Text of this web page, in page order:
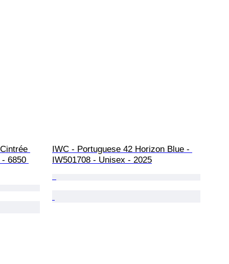
6850
IWC - Portuguese 42 Horizon Blue -
IW501708 - Unisex - 2025